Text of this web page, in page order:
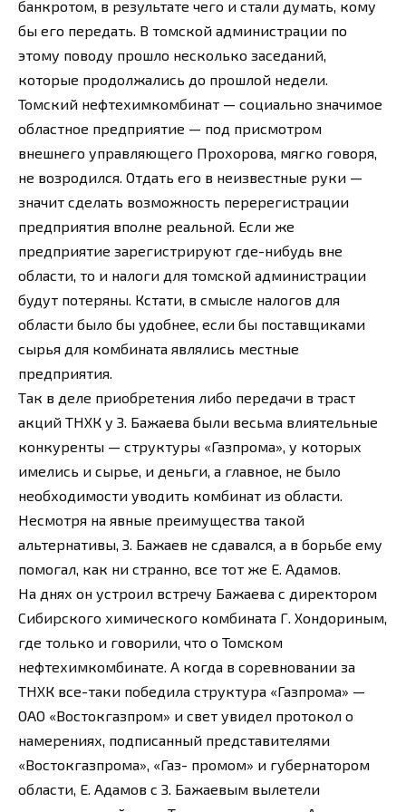
банкротом, в результате чего и стали думать, кому
бы его передать. В томской администрации по
этому поводу прошло несколько заседаний,
которые продолжались до прошлой недели.
Томский нефтехимкомбинат — социально значимое
областное предприятие — под присмотром
внешнего управляющего Прохорова, мягко говоря,
не возродился. Отдать его в неизвестные руки —
значит сделать возможность перерегистрации
предприятия вполне реальной. Если же
предприятие зарегистрируют где-нибудь вне
области, то и налоги для томской администрации
будут потеряны. Кстати, в смысле налогов для
области было бы удобнее, если бы поставщиками
сырья для комбината являлись местные
предприятия.
Так в деле приобретения либо передачи в траст
акций ТНХК у З. Бажаева были весьма влиятельные
конкуренты — структуры «Газпрома», у которых
имелись и сырье, и деньги, а главное, не было
необходимости уводить комбинат из области.
Несмотря на явные преимущества такой
альтернативы, З. Бажаев не сдавался, а в борьбе ему
помогал, как ни странно, все тот же Е. Адамов.
На днях он устроил встречу Бажаева с директором
Сибирского химического комбината Г. Хондориным,
где только и говорили, что о Томском
нефтехимкомбинате. А когда в соревновании за
ТНХК все-таки победила структура «Газпрома» —
ОАО «Востокгазпром» и свет увидел протокол о
намерениях, подписанный представителями
«Востокгазпрома», «Газ- промом» и губернатором
области, Е. Адамов с З. Бажаевым вылетели